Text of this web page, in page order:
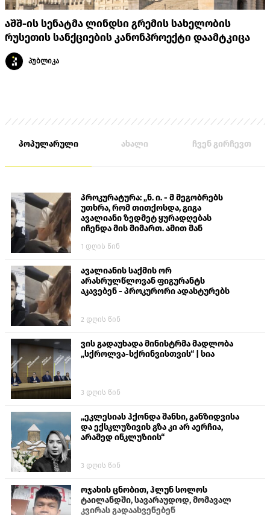
აშშ-ის სენატმა ლინდსი გრემის სახელობის
რუსეთის სანქციების კანონპროექტი დაამტკიცა
პუბლიკა
პოპულარული ახალი ჩვენ გირჩევთ
პროკურატურა: „ნ. ი. - მ მეგობრებს
უთხრა, რომ თითქოსდა, გიგა
ავალიანი ზედმეტ ყურადღებას
იჩენდა მის მიმართ. ამით მან
თავს დასხმოდა გიგა ავალიანს“
1 დღის წინ
ავალიანის საქმის ორ
არასრულწლოვან ფიგურანტს
აკავებენ - პროკურორი ადასტურებს
2 დღის წინ
ვის გადაუხადა მინისტრმა მადლობა
„სქროლვა-სქრინვისთვის“ | სია
3 დღის წინ
„ეკლესიას ჰქონდა შანსი, განზიდვისა
და ექსკლუზივის გზა კი არ აერჩია,
არამედ ინკლუზიის“
3 დღის წინ
ოჯახის ცნობით, ჰლუნ სოლოს
ტაილანდში, სავარაუდოდ, მომავალ
კვირას გადაასვენებენ